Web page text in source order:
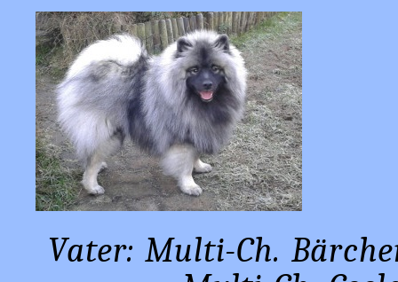
Vater: Multi-Ch.